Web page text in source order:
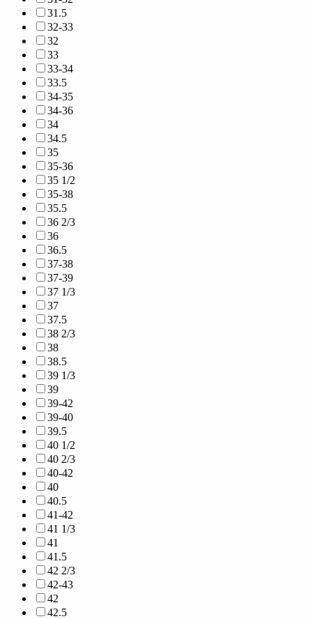
31.5
32-33
32
33
33-34
33.5
34-35
34-36
34
34.5
35
35-36
35 1/2
35-38
35.5
36 2/3
36
36.5
37-38
37-39
37 1/3
37
37.5
38 2/3
38
38.5
39 1/3
39
39-42
39-40
39.5
40 1/2
40 2/3
40-42
40
40.5
41-42
41 1/3
41
41.5
42 2/3
42-43
42
42.5